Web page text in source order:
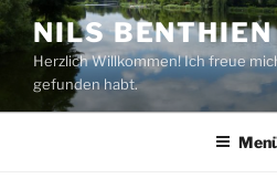
Zum
Inhalt
springen
NILS BENTHIEN
Herzlich Willkommen! Ich freue
gefunden habt.